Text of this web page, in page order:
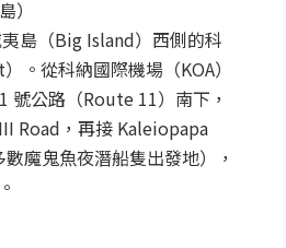
）
島（Big Island）西側的科
。從科納國際機場（KOA）
號公路（Route 11）南下，
Road，再接 Kaleiopapa
魔鬼魚夜潛船隻出發地），